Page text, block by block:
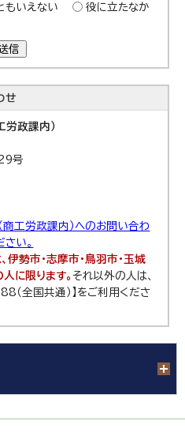
もいえない
役に立たなか
信
せ
労政課内）
号
商工労政課内）へのお問い合わ
い。
勢市・志摩市・鳥羽市・玉城
に限ります。それ以外の人は、
188（全国共通）】をご利用くださ